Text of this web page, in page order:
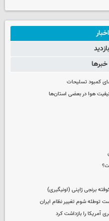
کمبود تسلیحات
هوا در بعضی استان‌ها
برنجی ژاپنی (اونیگیری)
توطئه شوم تغییر نظام ایران
آمریکا را بازداشت کرد